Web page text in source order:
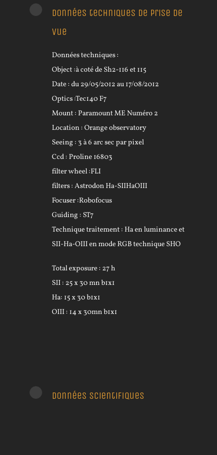
Données techniques de prise de
vue
Données techniques :
Object :à coté de Sh2-116 et 115
Date : du 29/05/2012 au 17/08/2012
Optics :Tec140 F7
Mount : Paramount ME Numéro 2
Location : Orange observatory
Seeing : 3 à 6 arc sec par pixel
Ccd : Proline 16803
filter wheel :FLI
filters : Astrodon Ha-SIIHaOIII
Focuser :Robofocus
Guiding : ST7
Technique traitement : Ha en luminance et
SII-Ha-OIII en mode RGB technique SHO
Total exposure : 27 h
SII : 25 x 30 mn b1x1
Ha: 15 x 30 b1x1
OIII : 14 x 30mn b1x1
Données scientifiques